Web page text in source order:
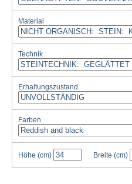
Material
Technik
Erhaltungszustand
Farben
Höhe (cm) Breite (cm)